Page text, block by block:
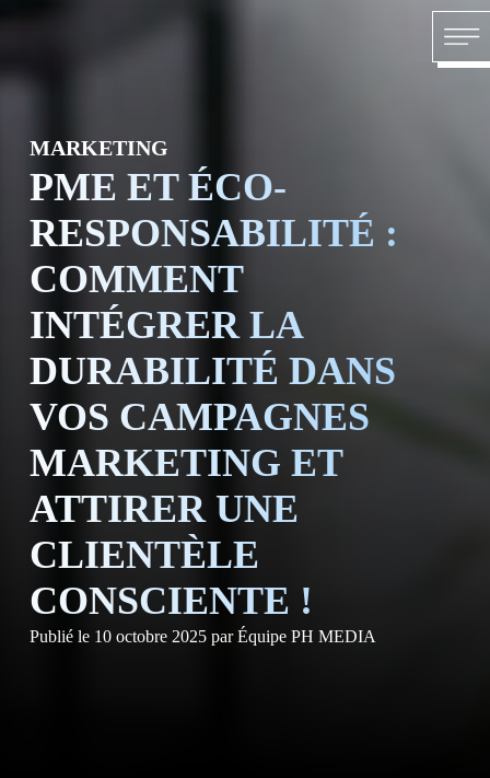
À
NOS
MARKETING
PME ET ÉCO-
RESPONSABILITÉ :
COMMENT
INTÉGRER LA
DURABILITÉ DANS
VOS CAMPAGNES
MARKETING ET
ATTIRER UNE
CLIENTÈLE
CONSCIENTE !
Publié le 10 octobre 2025 par Équipe PH MEDIA